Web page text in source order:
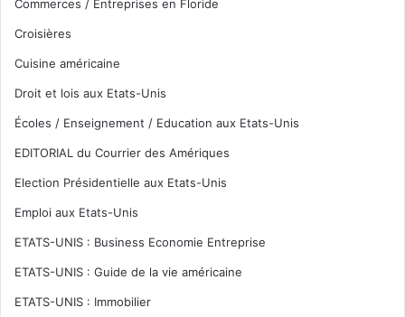
Commerces / Entreprises en Floride
Croisières
Cuisine américaine
Droit et lois aux Etats-Unis
Écoles / Enseignement / Education aux Etats-Unis
EDITORIAL du Courrier des Amériques
Election Présidentielle aux Etats-Unis
Emploi aux Etats-Unis
ETATS-UNIS : Business Economie Entreprise
ETATS-UNIS : Guide de la vie américaine
ETATS-UNIS : Immobilier